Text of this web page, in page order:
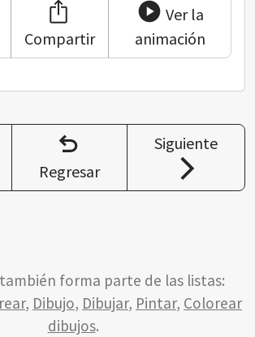
Compartir
Ver la
animación
Regresar
Siguiente
forma parte de las listas:
, Dibujo, Dibujar, Pintar, Colorear
dibujos.